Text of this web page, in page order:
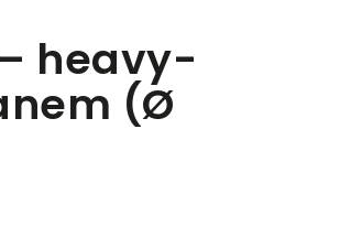
– heavy-
(Ø